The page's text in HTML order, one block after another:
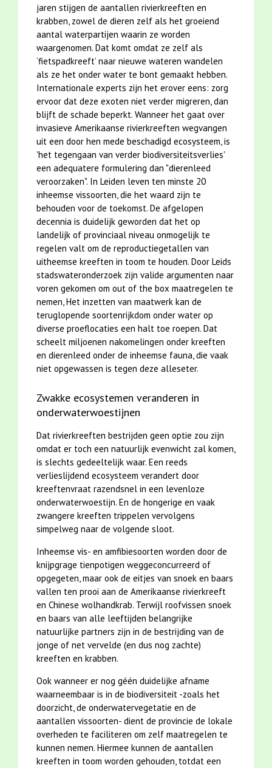
jaren stijgen de aantallen rivierkreeften en
krabben, zowel de dieren zelf als het groeiend
aantal waterpartijen waarin ze worden
waargenomen. Dat komt omdat ze zelf als
‘fietspadkreeft’ naar nieuwe wateren wandelen
als ze het onder water te bont gemaakt hebben.
Internationale experts zijn het erover eens: zorg
ervoor dat deze exoten niet verder migreren, dan
blijft de schade beperkt. Wanneer het gaat over
invasieve Amerikaanse rivierkreeften wegvangen
uit een door hen mede beschadigd ecosysteem, is
'het tegengaan van verder biodiversiteitsverlies'
een adequatere formulering dan "dierenleed
veroorzaken". In Leiden leven ten minste 20
inheemse vissoorten, die het waard zijn te
behouden voor de toekomst. De afgelopen
decennia is duidelijk geworden dat het op
landelijk of provinciaal niveau onmogelijk te
regelen valt om de reproductiegetallen van
uitheemse kreeften in toom te houden. Door Leids
stadswateronderzoek zijn valide argumenten naar
voren gekomen om out of the box maatregelen te
nemen, Het inzetten van maatwerk kan de
teruglopende soortenrijkdom onder water op
diverse proeflocaties een halt toe roepen. Dat
scheelt miljoenen nakomelingen onder kreeften
en dierenleed onder de inheemse fauna, die vaak
niet opgewassen is tegen deze alleseter.
Zwakke ecosystemen veranderen in
onderwaterwoestijnen
Dat rivierkreeften bestrijden geen optie zou zijn
omdat er toch een natuurlijk evenwicht zal komen,
is slechts gedeeltelijk waar. Een reeds
verlieslijdend ecosysteem verandert door
kreeftenvraat razendsnel in een levenloze
onderwaterwoestijn. En de hongerige en vaak
zwangere kreeften trippelen vervolgens
simpelweg naar de volgende sloot.
Inheemse vis- en amfibiesoorten worden door de
knijpgrage tienpotigen weggeconcurreerd of
opgegeten, maar ook de eitjes van snoek en baars
vallen ten prooi aan de Amerikaanse rivierkreeft
en Chinese wolhandkrab. Terwijl roofvissen snoek
en baars van alle leeftijden belangrijke
natuurlijke partners zijn in de bestrijding van de
jonge of net vervelde (en dus nog zachte)
kreeften en krabben.
Ook wanneer er nog géén duidelijke afname
waarneembaar is in de biodiversiteit -zoals het
doorzicht, de onderwatervegetatie en de
aantallen vissoorten- dient de provincie de lokale
overheden te faciliteren om zelf maatregelen te
kunnen nemen. Hiermee kunnen de aantallen
kreeften in toom worden gehouden, totdat een